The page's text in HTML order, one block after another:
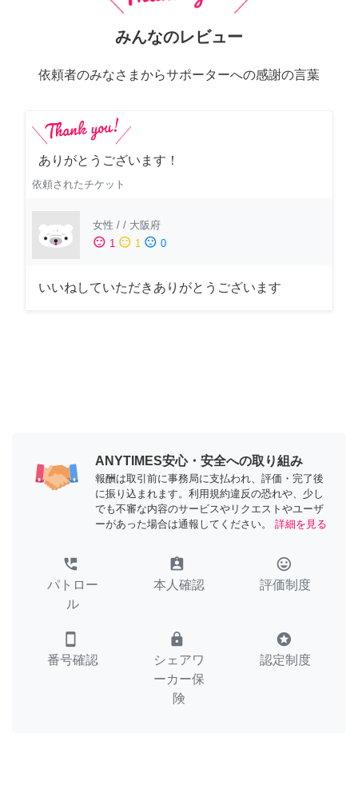
みんなのレビュー
依頼者のみなさまからサポーターへの感謝の言葉
ありがとうございます！
依頼されたチケット
女性 / / 大阪府
sentiment_satisfied 1 sentiment_neutral 1 sentiment_dissatisfied 0
いいねしていただきありがとうございます
ANYTIMES安心・安全への取り組み
報酬は取引前に事務局に支払われ、評価・完了後
に振り込まれます。利用規約違反の恐れや、少し
でも不審な内容のサービスやリクエストやユーザ
ーがあった場合は通報してください。
詳細を見る
perm_phone_msg
パトロー
ル
assignment_ind
本人確認
tag_faces
評価制度
smartphone
番号確認
lock
シェアワ
ーカー保
険
stars
認定制度